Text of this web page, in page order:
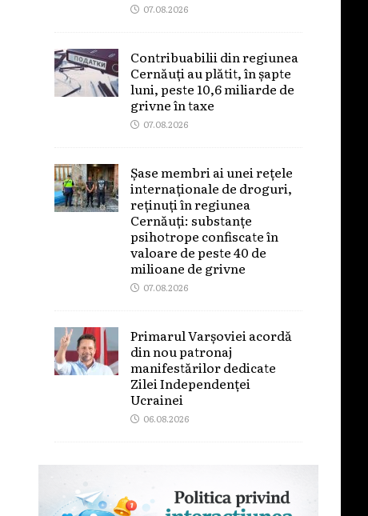
07.08.2026
Contribuabilii din regiunea
Cernăuți au plătit, în șapte
luni, peste 10,6 miliarde de
grivne în taxe
07.08.2026
Șase membri ai unei rețele
internaționale de droguri,
reținuți în regiunea
Cernăuți: substanțe
psihotrope confiscate în
valoare de peste 40 de
milioane de grivne
07.08.2026
Primarul Varșoviei acordă
din nou patronaj
manifestărilor dedicate
Zilei Independenței
Ucrainei
06.08.2026